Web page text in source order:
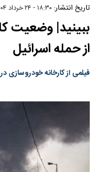
تاریخ انتشار:۱۸:۳۰ - ۲۴ خرداد ۱۴۰۴
ببینید| وضعیت
از حمله اسرائیل
فیلمی از کارخانه